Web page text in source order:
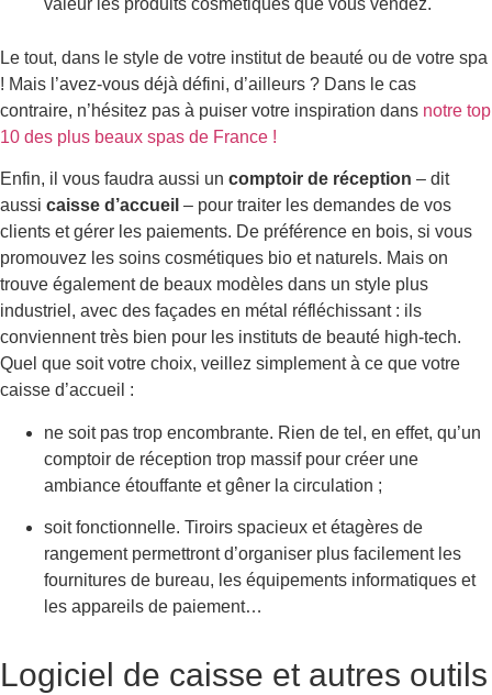
valeur les produits cosmétiques que vous vendez.
Le tout, dans le style de votre institut de beauté ou de votre spa
! Mais l’avez-vous déjà défini, d’ailleurs ? Dans le cas
contraire, n’hésitez pas à puiser votre inspiration dans notre top
10 des plus beaux spas de France !
Enfin, il vous faudra aussi un comptoir de réception – dit
aussi caisse d’accueil – pour traiter les demandes de vos
clients et gérer les paiements. De préférence en bois, si vous
promouvez les soins cosmétiques bio et naturels. Mais on
trouve également de beaux modèles dans un style plus
industriel, avec des façades en métal réfléchissant : ils
conviennent très bien pour les instituts de beauté high-tech.
Quel que soit votre choix, veillez simplement à ce que votre
caisse d’accueil :
ne soit pas trop encombrante. Rien de tel, en effet, qu’un
comptoir de réception trop massif pour créer une
ambiance étouffante et gêner la circulation ;
soit fonctionnelle. Tiroirs spacieux et étagères de
rangement permettront d’organiser plus facilement les
fournitures de bureau, les équipements informatiques et
les appareils de paiement…
Logiciel de caisse et autres outils